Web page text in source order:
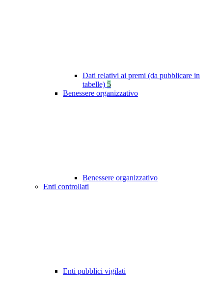
Dati relativi ai premi (da pubblicare in
tabelle) 5
Benessere organizzativo
Benessere organizzativo
Enti controllati
Enti pubblici vigilati